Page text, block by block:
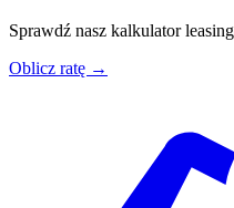
Sprawdź nasz kalkulator
Oblicz ratę →